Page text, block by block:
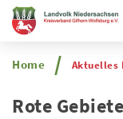
Home Aktuelles
Rote